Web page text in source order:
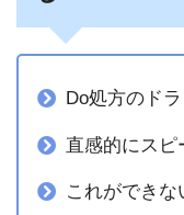
Do処方のド
直感的にスピ
これができ